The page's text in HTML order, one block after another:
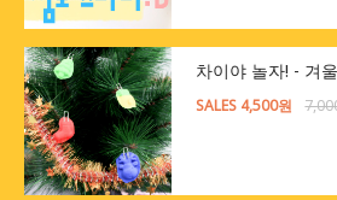
차이야 놀자! - 겨
SALES 4,500원